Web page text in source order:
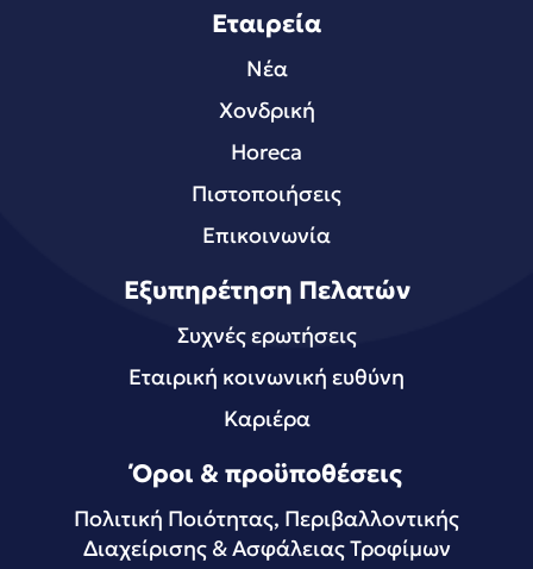
Εταιρεία
Νέα
Χονδρική
Horeca
Πιστοποιήσεις
Επικοινωνία
Εξυπηρέτηση Πελατών
Συχνές ερωτήσεις
Εταιρική κοινωνική ευθύνη
Καριέρα
Όροι & προϋποθέσεις
Πολιτική Ποιότητας, Περιβαλλοντικής
Διαχείρισης & Ασφάλειας Τροφίμων